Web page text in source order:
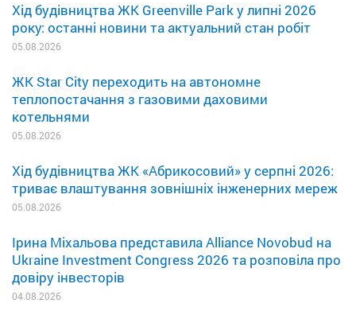
Хід будівництва ЖК Greenville Park у липні 2026
року: останні новини та актуальний стан робіт
05.08.2026
ЖК Star City переходить на автономне
теплопостачання з газовими даховими
котельнями
05.08.2026
Хід будівництва ЖК «Абрикосовий» у серпні 2026:
триває влаштування зовнішніх інженерних мереж
05.08.2026
Ірина Міхальова представила Alliance Novobud на
Ukraine Investment Congress 2026 та розповіла про
довіру інвесторів
04.08.2026